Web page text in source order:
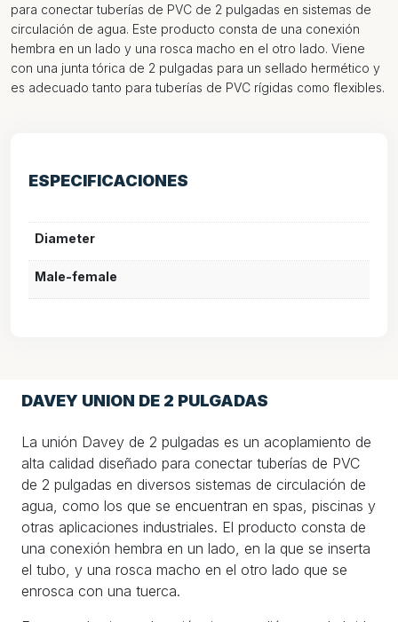
para conectar tuberías de PVC de 2 pulgadas en sistemas de
circulación de agua. Este producto consta de una conexión
hembra en un lado y una rosca macho en el otro lado. Viene
con una junta tórica de 2 pulgadas para un sellado hermético y
es adecuado tanto para tuberías de PVC rígidas como flexibles.
ESPECIFICACIONES
Diameter
Male-female
DAVEY UNION DE 2 PULGADAS
La unión Davey de 2 pulgadas es un acoplamiento de
alta calidad diseñado para conectar tuberías de PVC
de 2 pulgadas en diversos sistemas de circulación de
agua, como los que se encuentran en spas, piscinas y
otras aplicaciones industriales. El producto consta de
una conexión hembra en un lado, en la que se inserta
el tubo, y una rosca macho en el otro lado que se
enrosca con una tuerca.